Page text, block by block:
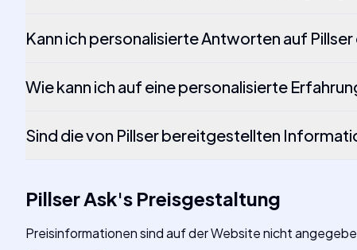
Kann ich personalisierte Antworten auf Pillser
Wie kann ich auf eine personalisierte
Sind die von Pillser bereitgestellten
Pillser Ask's Preisgestaltung
Preisinformationen sind auf der Website nicht